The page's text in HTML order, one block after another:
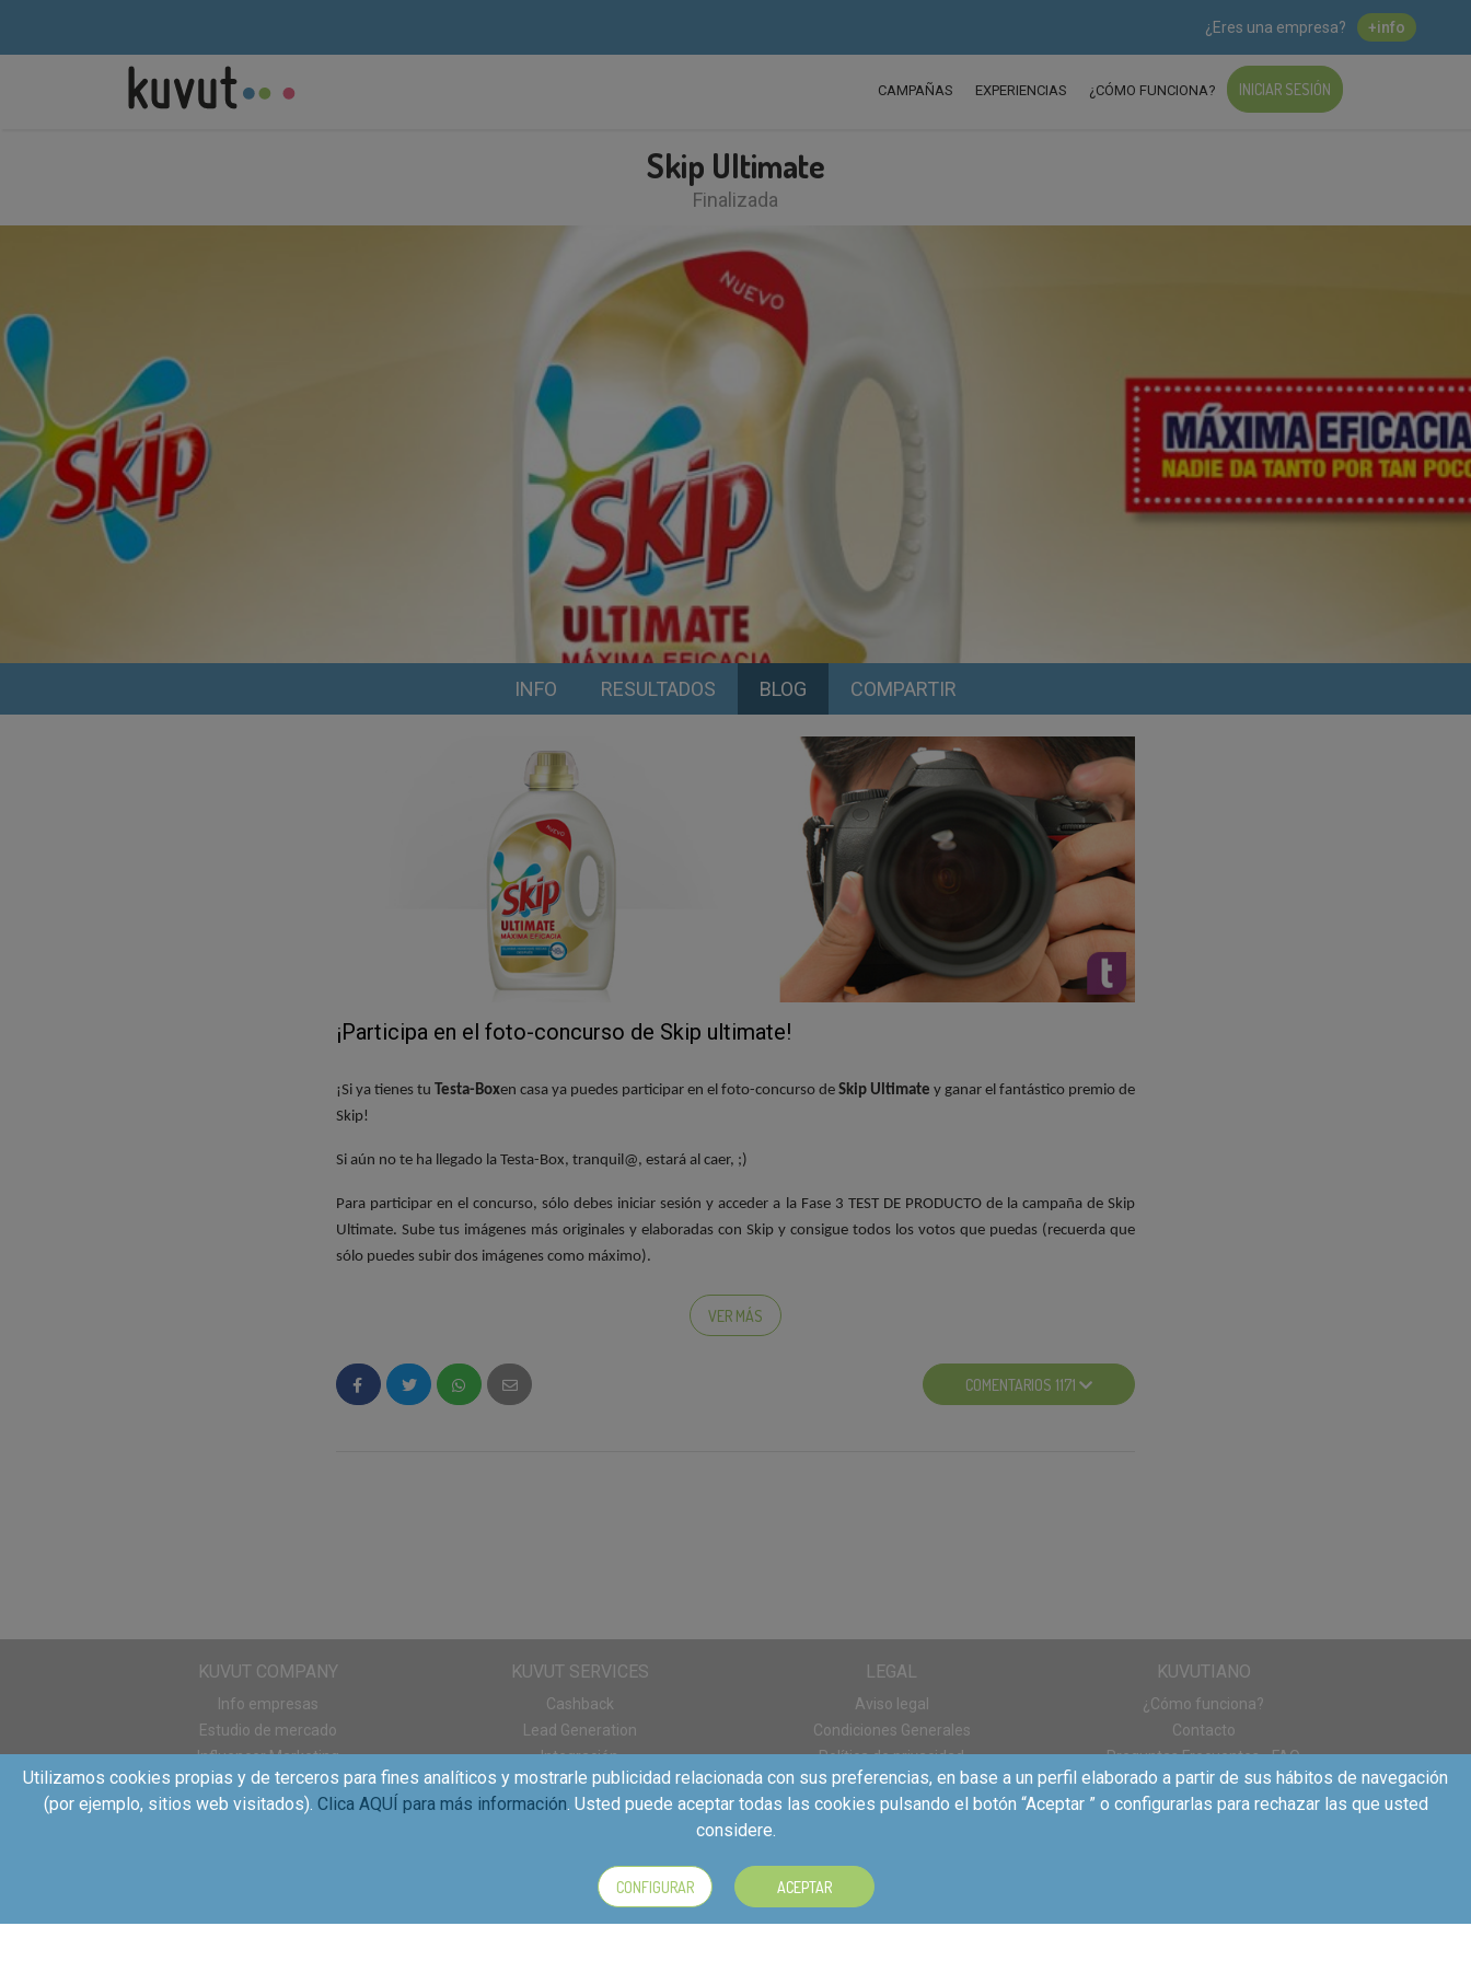
¿Eres una empresa? +info
CAMPAÑAS EXPERIENCIAS ¿CÓMO FUNCIONA? INICIAR SESIÓN
Skip Ultimate
Finalizada
INFO RESULTADOS BLOG COMPARTIR
¡Participa en el foto-concurso de Skip ultimate!
¡Si ya tienes tu Testa-Boxen casa ya puedes participar en el foto-concurso de Skip Ultimate y ganar el fantástico premio de
Skip!
Si aún no te ha llegado la Testa-Box, tranquil@, estará al caer, ;)
Para participar en el concurso, sólo debes iniciar sesión y acceder a la Fase 3 TEST DE PRODUCTO de la campaña de Skip
Ultimate. Sube tus imágenes más originales y elaboradas con Skip y consigue todos los votos que puedas (recuerda que
sólo puedes subir dos imágenes como máximo).
Como siempre, la foto ganadora será la más original de entre las más votadas.
Esperamos vuestras fotos con impaciencia, ;)
VER MÁS
COMENTARIOS 1171
KUVUT COMPANY
Info empresas
Estudio de mercado
Influencer Marketing
Sampling
WOM
KUVUT SERVICES
Cashback
Lead Generation
Integración
Panel de consumo
Descargas App
LEGAL
Aviso legal
Condiciones Generales
Política de privacidad
Política de cookies
KUVUTIANO
¿Cómo funciona?
Contacto
Preguntas Frecuentes - FAQ
Utilizamos cookies propias y de terceros para fines analíticos y mostrarle publicidad relacionada con sus preferencias, en base a un perfil elaborado a partir de sus hábitos de navegación
(por ejemplo, sitios web visitados). Clica AQUÍ para más información. Usted puede aceptar todas las cookies pulsando el botón “Aceptar ” o configurarlas para rechazar las que usted
considere.
CONFIGURAR ACEPTAR